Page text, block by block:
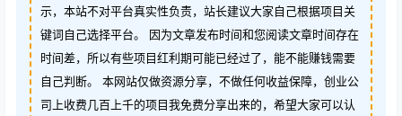
示，本站不对平台真实性负责，站长建议大家自己根据项目关
键词自己选择平台。 因为文章发布时间和您阅读文章时间存在
时间差，所以有些项目红利期可能已经过了，能不能赚钱需要
自己判断。 本网站仅做资源分享，不做任何收益保障，创业公
司上收费几百上千的项目我免费分享出来的，希望大家可以认